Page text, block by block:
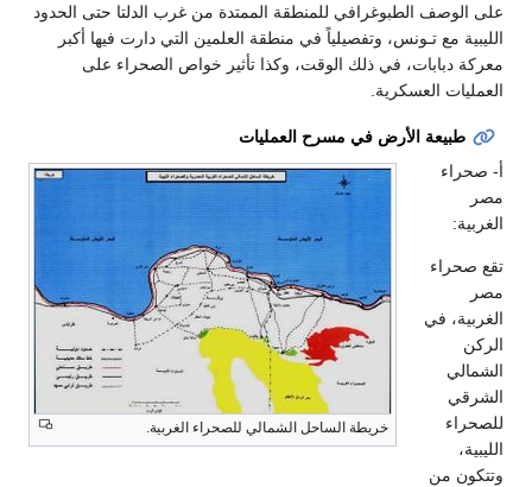
الوصف الطبوغرافي للمنطقة الممتدة من غرب الدلتا حتى الحدود
مع تـونس، وتفصيلياً في منطقة العلمين التي دارت فيها أكبر
دبابات، في ذلك الوقت، وكذا تأثير خواص الصحراء على
العسكرية.
طبيعة الأرض في مسرح العمليات
خريطة الساحل الشمالي للصحراء الغربية.
صحراء
صحراء
في
من